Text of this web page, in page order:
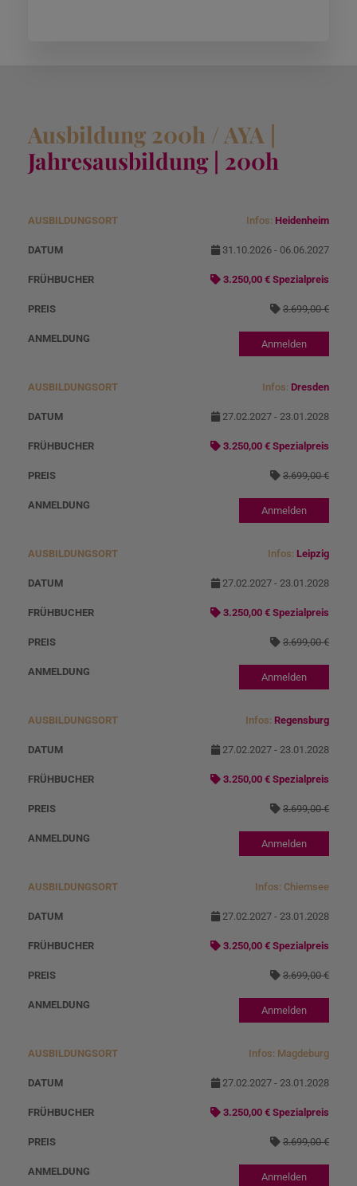
Ausbildung 200h / AYA |
Jahresausbildung | 200h
A
u
s
d
n
g
r
t
D
u
N
o
ei
s
Infos: Heidenheim
31.10.2026 - 06.06.2027
3.250,00 € Spezialpreis
3.699,00 €
Anmelden
Infos: Dresden
27.02.2027 - 23.01.2028
3.250,00 € Spezialpreis
3.699,00 €
Anmelden
Infos: Leipzig
27.02.2027 - 23.01.2028
3.250,00 € Spezialpreis
3.699,00 €
Anmelden
Infos: Regensburg
27.02.2027 - 23.01.2028
3.250,00 € Spezialpreis
3.699,00 €
Anmelden
Infos: Chiemsee
27.02.2027 - 23.01.2028
3.250,00 € Spezialpreis
3.699,00 €
Anmelden
Infos: Magdeburg
27.02.2027 - 23.01.2028
3.250,00 € Spezialpreis
3.699,00 €
Anmelden